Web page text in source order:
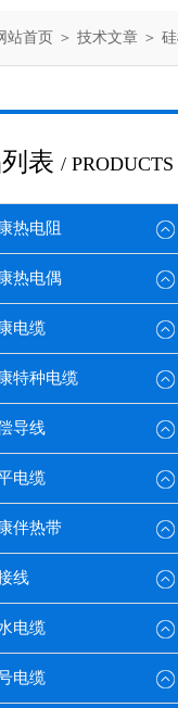
站首页 ＞ 技术文章 ＞
表 / PRODUCTS
热电阻
热电偶
电缆
特种电缆
导线
电缆
伴热带
线
电缆
电缆